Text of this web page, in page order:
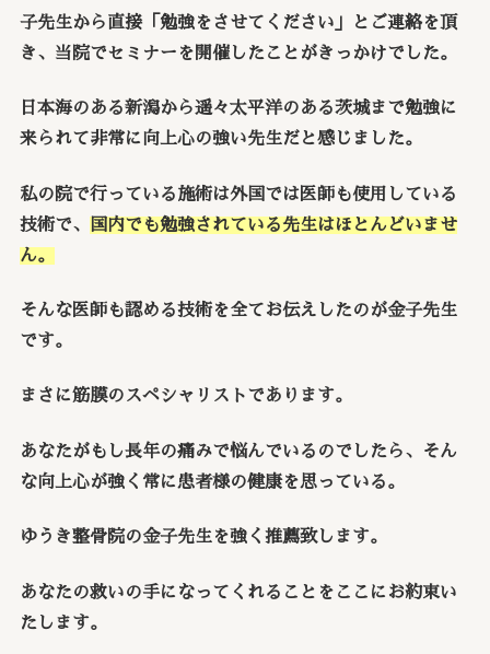
子先生から直接「勉強をさせてください」とご連絡を頂
き、当院でセミナーを開催したことがきっかけでした。
日本海のある新潟から遥々太平洋のある茨城まで勉強に
来られて非常に向上心の強い先生だと感じました。
私の院で行っている施術は外国では医師も使用している
技術で、
国内でも勉強されている先生はほとんどいませ
ん。
そんな医師も認める技術を全てお伝えしたのが金子先生
です。
まさに筋膜のスペシャリストであります。
あなたがもし長年の痛みで悩んでいるのでしたら、そん
な向上心が強く常に患者様の健康を思っている。
ゆうき整骨院の金子先生を強く推薦致します。
あなたの救いの手になってくれることをここにお約束い
たします。